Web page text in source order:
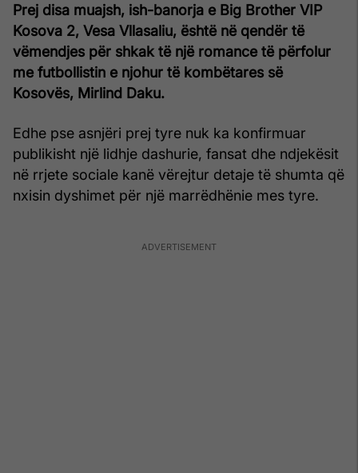
Prej disa muajsh, ish-banorja e Big Brother VIP
Kosova 2, Vesa Vllasaliu, është në qendër të
vëmendjes për shkak të një romance të përfolur
me futbollistin e njohur të kombëtares së
Kosovës, Mirlind Daku.
Edhe pse asnjëri prej tyre nuk ka konfirmuar
publikisht një lidhje dashurie, fansat dhe ndjekësit
në rrjete sociale kanë vërejtur detaje të shumta që
nxisin dyshimet për një marrëdhënie mes tyre.